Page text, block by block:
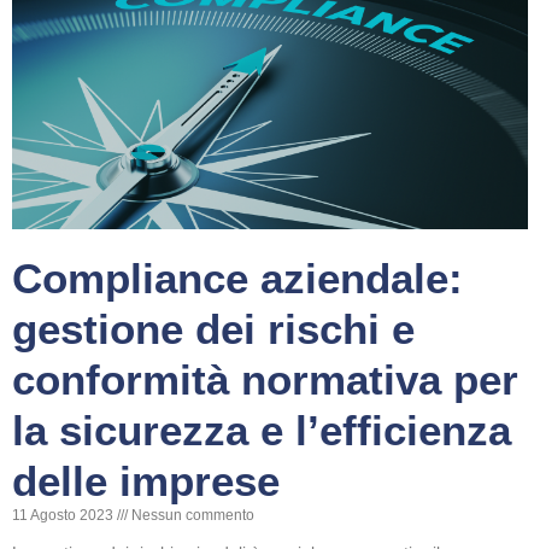
Compliance aziendale:
gestione dei rischi e
conformità normativa per
la sicurezza e l’efficienza
delle imprese
11 Agosto 2023 Nessun commento